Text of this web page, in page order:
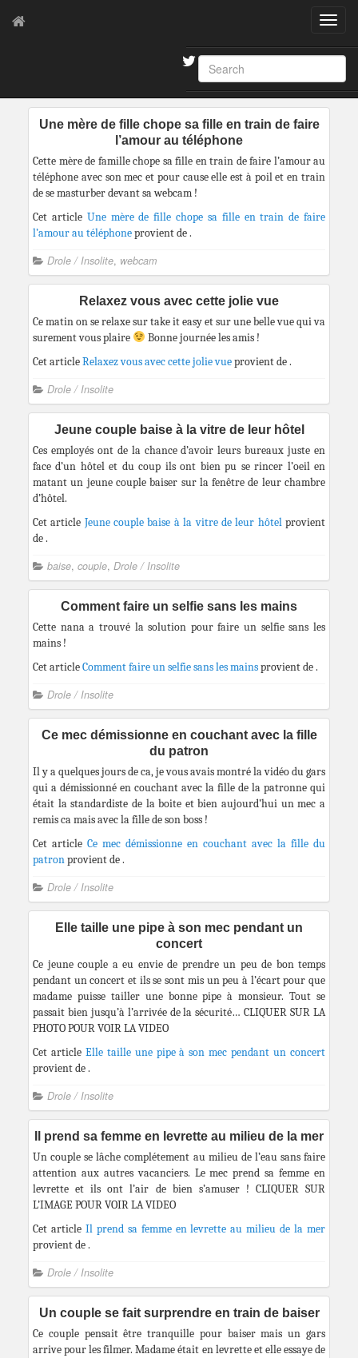
T
g
l
e
Posts in category: Drole / Insolite
Une mère de fille chope sa fille en train de faire
l’amour au téléphone
Cette mère de famille chope sa fille en train de faire l’amour au
téléphone avec son mec et pour cause elle est à poil et en train
de se masturber devant sa webcam !
Cet article Une mère de fille chope sa fille en train de faire
l’amour au téléphoneprovient de.
Drole / Insolite, webcam
Relaxez vous avec cette jolie vue
Ce matin on se relaxe sur take it easy et sur une belle vue qui va
surement vous plaire
Bonne journée les amis !
Cet articleRelaxez vous avec cette jolie vueprovient de.
Drole / Insolite
Jeune couple baise à la vitre de leur hôtel
Ces employés ont de la chance d’avoir leurs bureaux juste en
face d’un hôtel et du coup ils ont bien pu se rincer l’oeil en
matant un jeune couple baiser sur la fenêtre de leur chambre
d’hôtel.
Cet article Jeune couple baise à la vitre de leur hôtelprovient
de.
baise, couple, Drole / Insolite
Comment faire un selfie sans les mains
Cette nana a trouvé la solution pour faire un selfie sans les
mains !
Cet articleComment faire un selfie sans les mainsprovient de.
Drole / Insolite
Ce mec démissionne en couchant avec la fille
du patron
Il y a quelques jours de ca, je vous avais montré la vidéo du gars
qui a démissionné en couchant avec la fille de la patronne qui
était la standardiste de la boite et bien aujourd’hui un mec a
remis ca mais avec la fille de son boss !
Cet article Ce mec démissionne en couchant avec la fille du
patronprovient de.
Drole / Insolite
Elle taille une pipe à son mec pendant un
concert
Ce jeune couple a eu envie de prendre un peu de bon temps
pendant un concert et ils se sont mis un peu à l’écart pour que
madame puisse tailler une bonne pipe à monsieur. Tout se
passait bien jusqu’à l’arrivée de la sécurité… CLIQUER SUR LA
PHOTO POUR VOIR LA VIDEO
Cet article Elle taille une pipe à son mec pendant un concert
provient de.
Drole / Insolite
Il prend sa femme en levrette au milieu de la mer
Un couple se lâche complétement au milieu de l’eau sans faire
attention aux autres vacanciers. Le mec prend sa femme en
levrette et ils ont l’air de bien s’amuser ! CLIQUER SUR
L’IMAGE POUR VOIR LA VIDEO
Cet article Il prend sa femme en levrette au milieu de la mer
provient de.
Drole / Insolite
Un couple se fait surprendre en train de baiser
Ce couple pensait être tranquille pour baiser mais un gars
arrive pour les filmer. Madame était en levrette et elle essaye de